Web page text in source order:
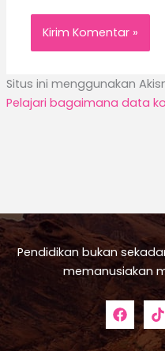
Situs ini menggunakan
Pelajari bagaimana data
Pendidikan bukan
memanusiakan